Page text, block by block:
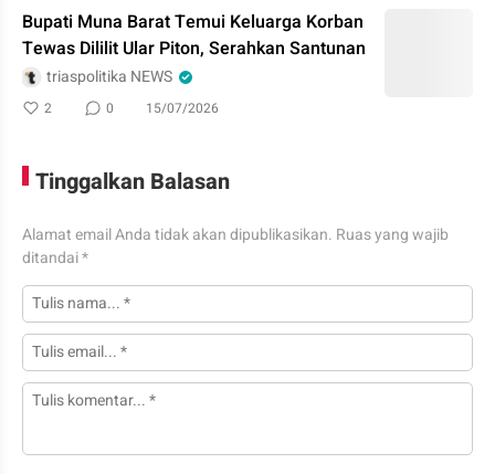
Bupati Muna Barat Temui Keluarga Korban
Tewas Dililit Ular Piton, Serahkan Santunan
triaspolitika NEWS
2 0 15/07/2026
Tinggalkan Balasan
Alamat email Anda tidak akan dipublikasikan. Ruas yang wajib
ditandai*